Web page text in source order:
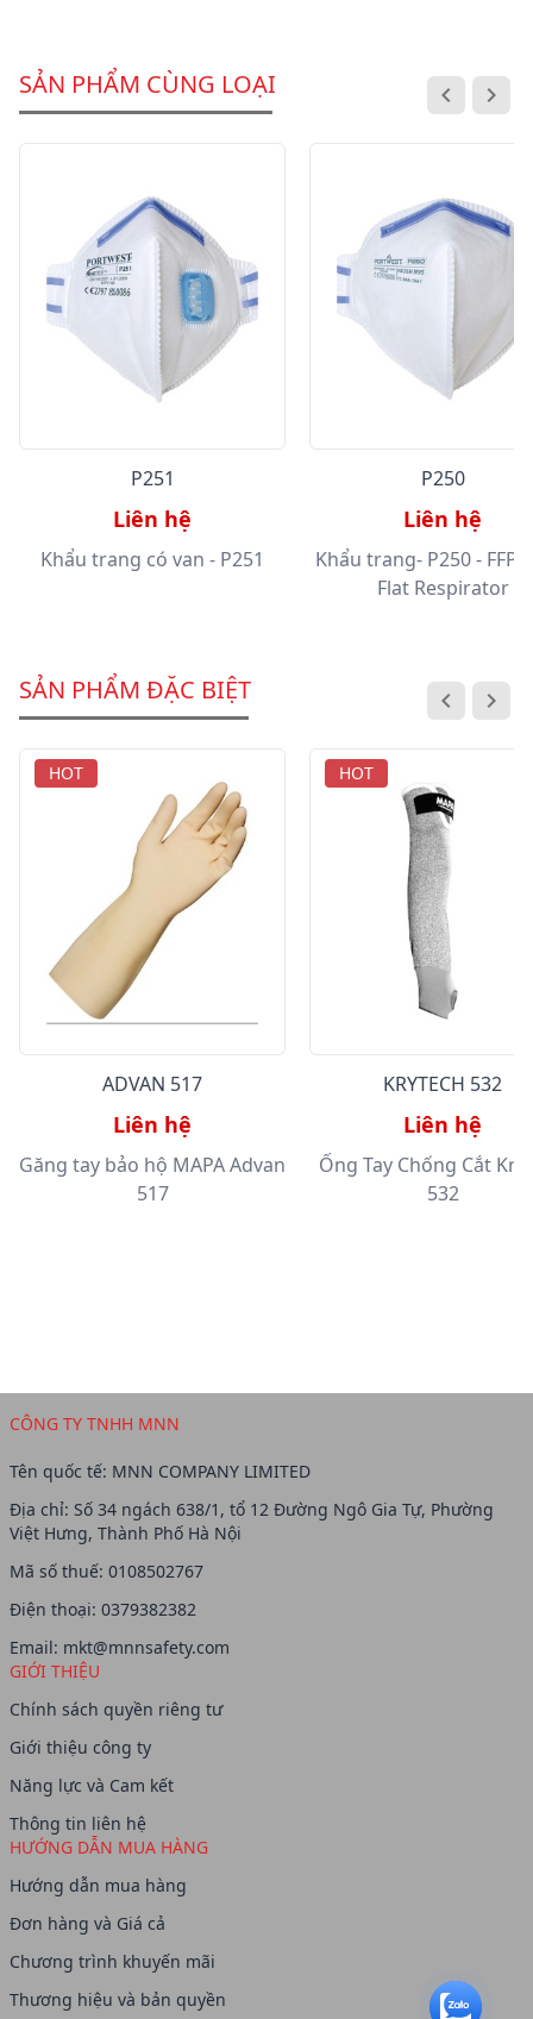
SẢN PHẨM CÙNG LOẠI
P251
Liên hệ
Khẩu trang có van - P251
P250
Liên hệ
Khẩu trang- P250 -
Flat Respirator
SẢN PHẨM ĐẶC BIỆT
HOT
ADVAN 517
Liên hệ
Găng tay bảo hộ MAPA Advan
517
HOT
KRYTECH 532
Liên hệ
Ống Tay Chống Cắt
532
CÔNG TY TNHH MNN
Tên quốc tế: MNN COMPANY LIMITED
Địa chỉ: Số 34 ngách 638/1, tổ 12 Đường Ngô Gia Tự, Phường
Việt Hưng, Thành Phố Hà Nội
Mã số thuế: 0108502767
Điện thoại: 0379382382
Email: mkt@mnnsafety.com
GIỚI THIỆU
Chính sách quyền riêng tư
Giới thiệu công ty
Năng lực và Cam kết
Thông tin liên hệ
HƯỚNG DẪN MUA HÀNG
Hướng dẫn mua hàng
Đơn hàng và Giá cả
Chương trình khuyến mãi
Thương hiệu và bản quyền